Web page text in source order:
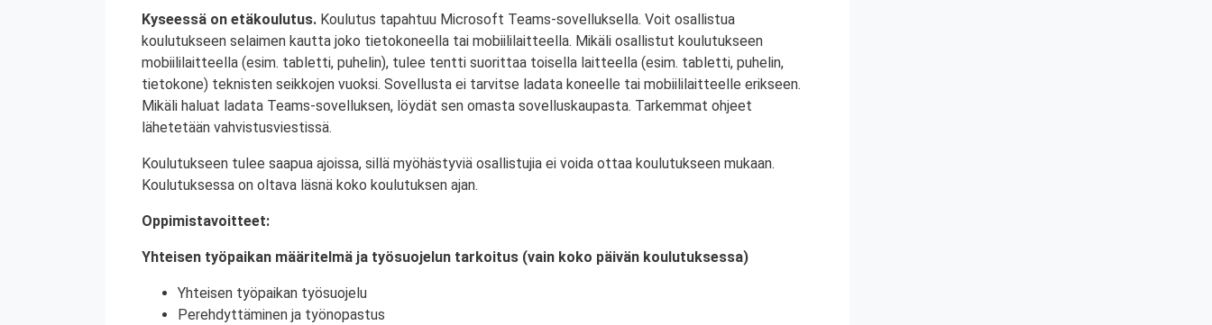
Kyseessä on etäkoulutus. Koulutus tapahtuu Microsoft Teams-sovelluksella. Voit osallistua
koulutukseen selaimen kautta joko tietokoneella tai mobiililaitteella. Mikäli osallistut koulutukseen
mobiililaitteella (esim. tabletti, puhelin), tulee tentti suorittaa toisella laitteella (esim. tabletti, puhelin,
tietokone) teknisten seikkojen vuoksi. Sovellusta ei tarvitse ladata koneelle tai mobiililaitteelle erikseen.
Mikäli haluat ladata Teams-sovelluksen, löydät sen omasta sovelluskaupasta. Tarkemmat ohjeet
lähetetään vahvistusviestissä.
Koulutukseen tulee saapua ajoissa, sillä myöhästyviä osallistujia ei voida ottaa koulutukseen mukaan.
Koulutuksessa on oltava läsnä koko koulutuksen ajan.
Oppimistavoitteet:
Yhteisen työpaikan määritelmä ja työsuojelun tarkoitus (vain koko päivän koulutuksessa)
Yhteisen työpaikan työsuojelu
Perehdyttäminen ja työnopastus